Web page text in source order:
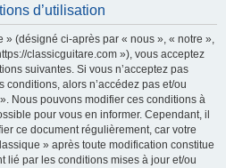
d’utilisation
» (désigné ci-après par « nous », « notre »,
classicguitare.com »), vous acceptez
suivantes. Si vous n’acceptez pas
conditions, alors n’accédez pas et/ou
Nous pouvons modifier ces conditions à
pour vous en informer. Cependant, il
ce document régulièrement, car votre
» après toute modification constitue
lié par les conditions mises à jour et/ou